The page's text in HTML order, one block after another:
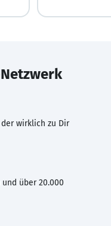
Netzwerk
der wirklich zu Dir
über 20.000